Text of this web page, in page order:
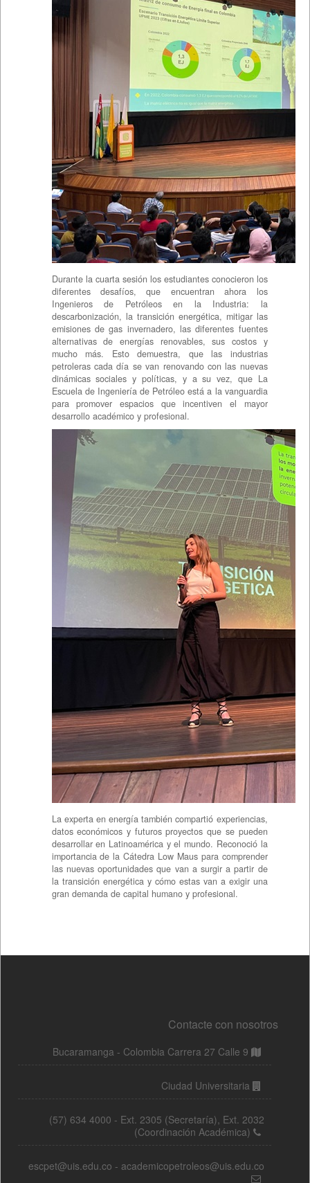
Contacte con nosotros
Bucaramanga - Colombia Carrera 27 Calle 9
Ciudad Universitaria
(57) 634 4000 - Ext. 2305 (Secretaría), Ext. 2032
(Coordinación Académica)
escpet@uis.edu.co - academicopetroleos@uis.edu.co